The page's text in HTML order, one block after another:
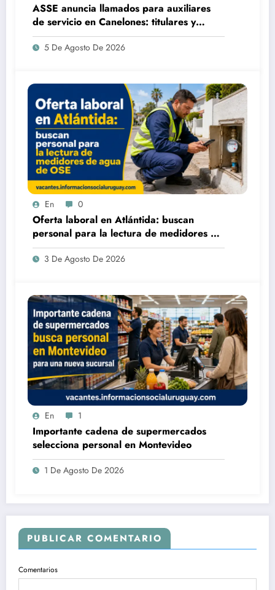
ASSE anuncia llamados para auxiliares
de servicio en Canelones: titulares y
suplentes
5 De Agosto De 2026
En 0
Oferta laboral en Atlántida: buscan
personal para la lectura de medidores de
agua de OSE
3 De Agosto De 2026
En 1
Importante cadena de supermercados
selecciona personal en Montevideo
1 De Agosto De 2026
PUBLICAR COMENTARIO
Comentarios